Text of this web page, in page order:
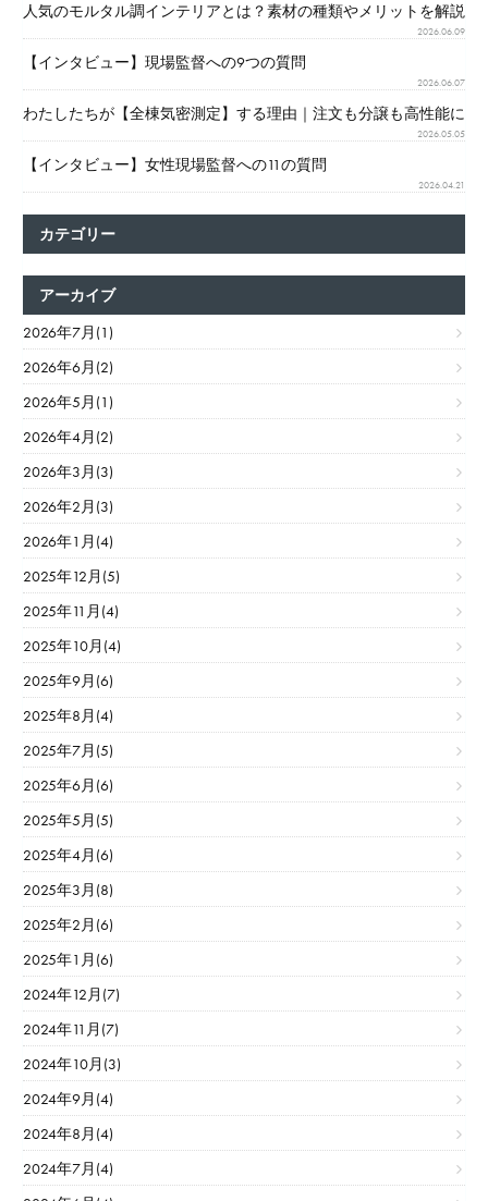
人気のモルタル調インテリアとは？素材の種類やメリットを解説
2026.06.09
【インタビュー】現場監督への9つの質問
2026.06.07
わたしたちが【全棟気密測定】する理由｜注文も分譲も高性能に
2026.05.05
【インタビュー】女性現場監督への11の質問
2026.04.21
カテゴリー
アーカイブ
2026年7月(1)
2026年6月(2)
2026年5月(1)
2026年4月(2)
2026年3月(3)
2026年2月(3)
2026年1月(4)
2025年12月(5)
2025年11月(4)
2025年10月(4)
2025年9月(6)
2025年8月(4)
2025年7月(5)
2025年6月(6)
2025年5月(5)
2025年4月(6)
2025年3月(8)
2025年2月(6)
2025年1月(6)
2024年12月(7)
2024年11月(7)
2024年10月(3)
2024年9月(4)
2024年8月(4)
2024年7月(4)